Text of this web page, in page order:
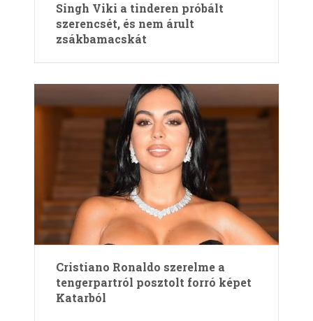
Singh Viki a tinderen próbált
szerencsét, és nem árult
zsákbamacskát
Cristiano Ronaldo szerelme a
tengerpartról posztolt forró képet
Katarból